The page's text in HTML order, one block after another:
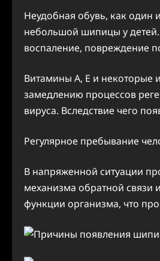
Неудобная обувь, как один
небольшой шипицы у детей.
воспаление, повреждение
Витамины А, Е и некоторые
замедлению процессов
вируса. Вследствие чего
Регулярное пребывание
В напряженной ситуации
механизма обратной
функции организма, что